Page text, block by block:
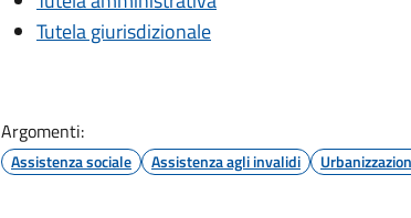
Tutela giurisdizionale
Argomenti:
Assistenza sociale Assistenza agli invalidi